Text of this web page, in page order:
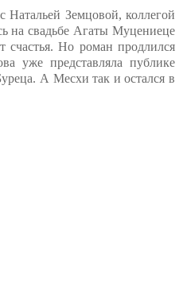
Натальей Земцовой, коллегой
на свадьбе Агаты Муцениеце
счастья. Но роман продлился
уже представляла публике
А Месхи так и остался в